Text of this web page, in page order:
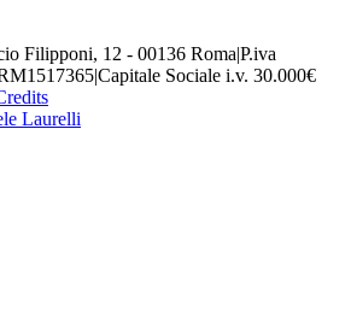
Filipponi, 12 - 00136 Roma|P.iva
|Capitale Sociale i.v. 30.000€
Laurelli